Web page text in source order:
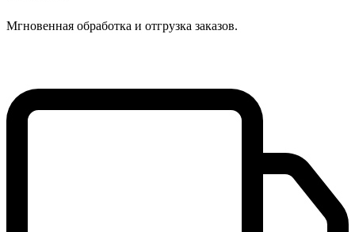
Мгновенная обработка и отгрузка заказов.